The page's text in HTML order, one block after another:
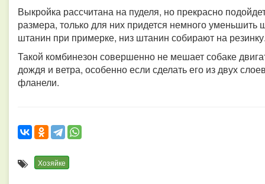
Выкройка рассчитана на пуделя, но прекрасно
размера, только для них придется немного
штанин при примерке, низ штанин собирают на
Такой комбинезон совершенно не мешает собаке
дождя и ветра, особенно если сделать его из двух
фланели.
Хозяйке